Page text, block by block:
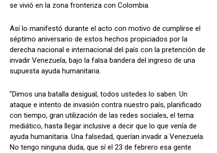
se vivió en la zona fronteriza con Colombia.
Así lo manifestó durante el acto con motivo de cumplirse el
séptimo aniversario de estos hechos propiciados por la
derecha nacional e internacional del país con la pretención de
invadir Venezuela, bajo la falsa bandera del ingreso de una
supuesta ayuda humanitaria.
"Dimos una batalla desigual, todos ustedes lo saben. Un
ataque e intento de invasión contra nuestro país, planificado
con tiempo, gran utilización de las redes sociales, el tema
mediático, hasta llegar inclusive a decir que lo que venía de
ayuda humanitaria. Una falsedad, querían invadir a Venezuela.
No tengo ninguna duda, que sí el 23 de febrero esa gente